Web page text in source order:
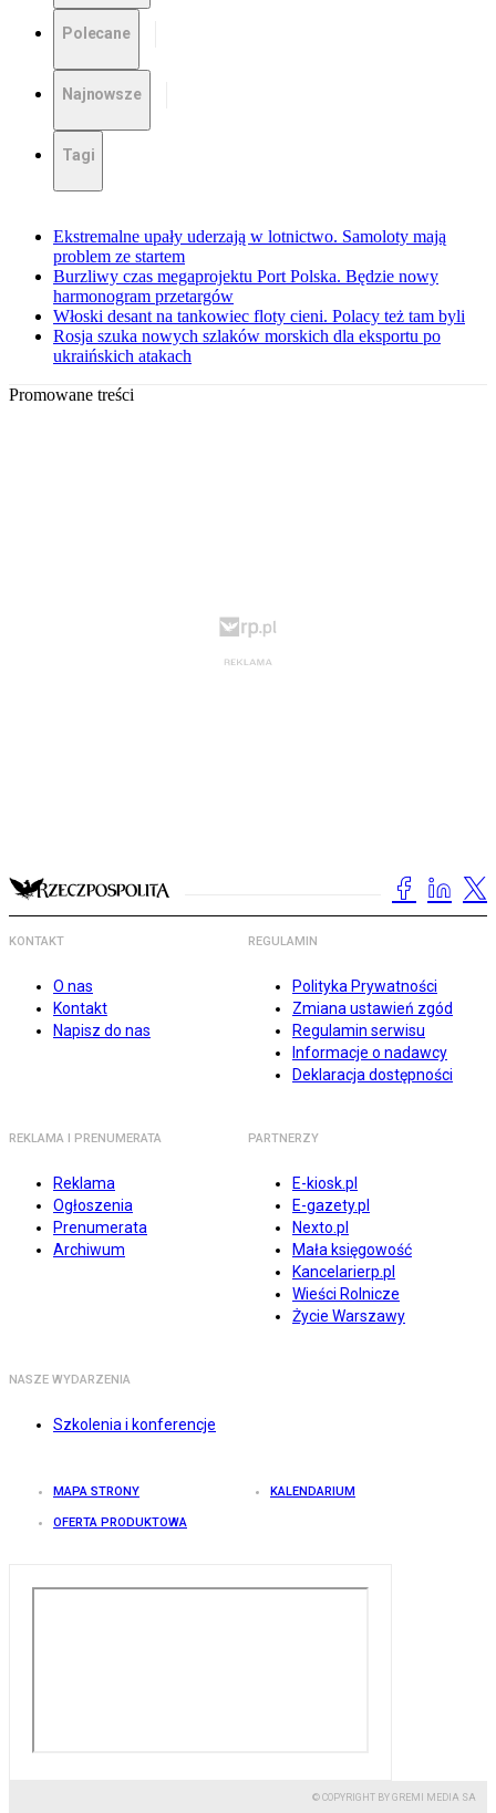
Polecane
Najnowsze
Tagi
Ekstremalne upały uderzają w lotnictwo. Samoloty mają
problem ze startem
Burzliwy czas megaprojektu Port Polska. Będzie nowy
harmonogram przetargów
Włoski desant na tankowiec floty cieni. Polacy też tam byli
Rosja szuka nowych szlaków morskich dla eksportu po
ukraińskich atakach
Promowane treści
KONTAKT
O nas
Kontakt
Napisz do nas
REGULAMIN
Polityka Prywatności
Zmiana ustawień zgód
Regulamin serwisu
Informacje o nadawcy
Deklaracja dostępności
REKLAMA I PRENUMERATA
Reklama
Ogłoszenia
Prenumerata
Archiwum
PARTNERZY
E-kiosk.pl
E-gazety.pl
Nexto.pl
Mała księgowość
Kancelarierp.pl
Wieści Rolnicze
Życie Warszawy
NASZE WYDARZENIA
Szkolenia i konferencje
MAPA STRONY KALENDARIUM
OFERTA PRODUKTOWA
© COPYRIGHT BY GREMI MEDIA SA